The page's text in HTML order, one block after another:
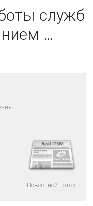
служб
…
Новостной поток